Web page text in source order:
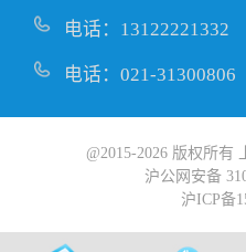
电话：13122221332
电话：021-31300806
@2015-2026 版权所有
沪公网安备
沪ICP备